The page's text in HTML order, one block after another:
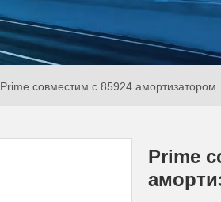
Prime совместим с 85924 амортизатором
Prime